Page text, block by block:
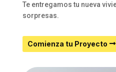
Te entregamos tu nueva
sorpresas.
Comienza tu Proyecto